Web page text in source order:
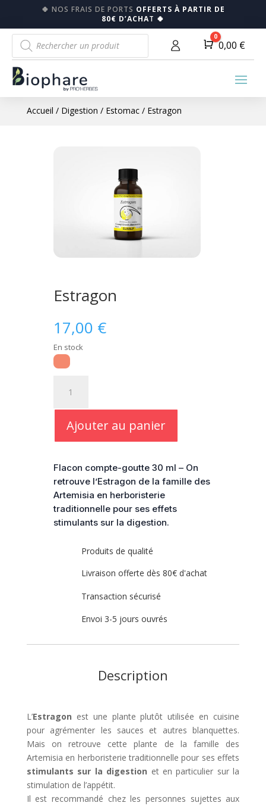
🍀 NOS FRAIS DE PORTS OFFERTS À PARTIR DE
80€ D’ACHAT 🍀
Recherche
de
produits
Panier
0
0,00 €
Accueil / Digestion / Estomac/ Estragon
Estragon
17,00 €
En stock
Estragon
Ajouter au panier
Flacon compte-goutte 30 ml – On
retrouve l’Estragon de la famille des
Artemisia en herboristerie
traditionnelle pour ses effets
stimulants sur la digestion.
Produits de qualité
Livraison offerte dès 80€ d'achat
Transaction sécurisé
Envoi 3-5 jours ouvrés
Description
L’Estragon est une plante plutôt utilisée en cuisine
pour agrémenter les sauces et autres blanquettes.
Mais on retrouve cette plante de la famille des
Artemisia en herboristerie traditionnelle pour ses effets
stimulants sur la digestion et en particulier sur la
stimulation de l’appétit.
Il est recommandé chez les personnes sujettes aux